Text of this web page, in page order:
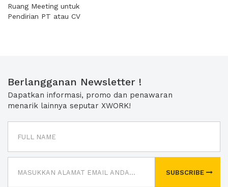
Ruang Meeting untuk
Pendirian PT atau CV
Berlangganan Newsletter !
Dapatkan informasi, promo dan penawaran
menarik lainnya seputar XWORK!
SUBSCRIBE